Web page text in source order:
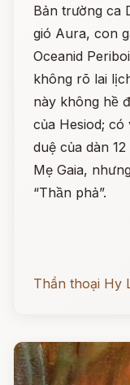
Bản trường ca
gió Aura, con
Oceanid
không rõ lai
này không hề
của Hesiod;
duệ của dàn
Mẹ Gaia,
“Thần phả”.
Thần thoại Hy